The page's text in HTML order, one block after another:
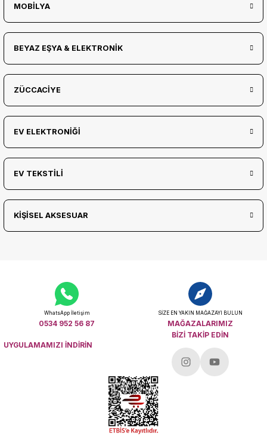
MOBİLYA
BEYAZ EŞYA & ELEKTRONİK
ZÜCCACİYE
EV ELEKTRONİĞİ
EV TEKSTİLİ
KİŞİSEL AKSESUAR
WhatsApp İletişim
0534 952 56 87
SİZE EN YAKIN MAĞAZAYI BULUN
MAĞAZALARIMIZ
UYGULAMAMIZI İNDİRİN
BİZİ TAKİP EDİN